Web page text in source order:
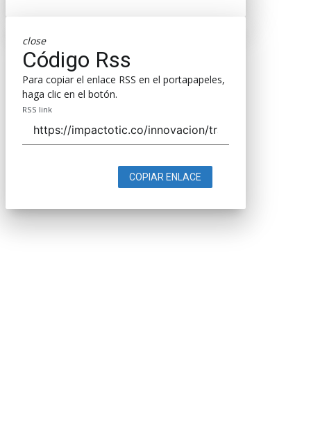
close
Código Rss
Para copiar el enlace RSS en el portapapeles,
haga clic en el botón.
RSS link
COPIAR ENLACE